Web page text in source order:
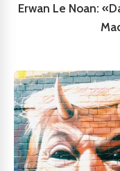
Erwan Le Noan: